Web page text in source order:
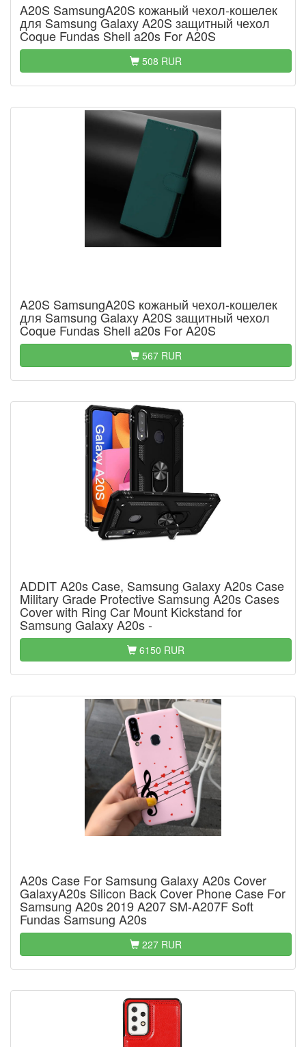
A20S SamsungA20S кожаный чехол-кошелек
для Samsung Galaxy A20S защитный чехол
Coque Fundas Shell a20s For A20S
508 RUR
A20S SamsungA20S кожаный чехол-кошелек
для Samsung Galaxy A20S защитный чехол
Coque Fundas Shell a20s For A20S
567 RUR
ADDIT A20s Case, Samsung Galaxy A20s Case
Military Grade Protective Samsung A20s Cases
Cover with Ring Car Mount Kickstand for
Samsung Galaxy A20s -
6150 RUR
A20s Case For Samsung Galaxy A20s Cover
GalaxyA20s Silicon Back Cover Phone Case For
Samsung A20s 2019 A207 SM-A207F Soft
Fundas Samsung A20s
227 RUR